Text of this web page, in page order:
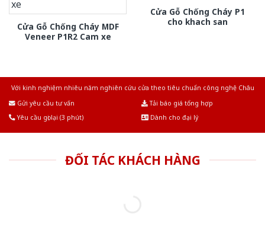
Cửa Gỗ Chống Cháy MDF
Veneer P1R2 Cam xe
Cửa Gỗ Chống Cháy P1
cho khach san
Với kinh nghiệm nhiêu năm nghiên cứu cửa theo tiêu chuẩn công nghệ Châu
Gửi yêu cầu tư vấn
Tải báo giá tổng hợp
Yêu cầu gọi lại (3 phút)
Dành cho đại lý
ĐỐI TÁC KHÁCH HÀNG